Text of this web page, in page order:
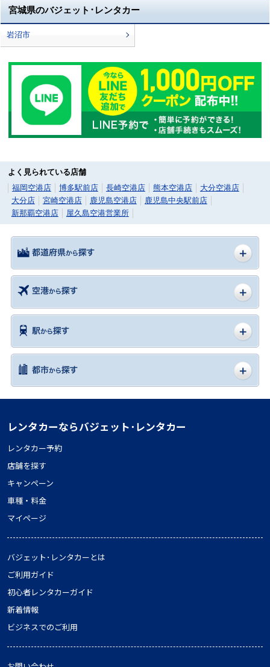
宮城県のバジェット･レンタカー
岩沼市
よく見られている店舗
福岡空港店
博多駅前店 長崎空港店 熊本空港店
大分空港店
大分店
宮崎空港店 鹿児島空港店
鹿児島中央駅前店
新那覇空港店
屋久島空港営業所
レンタカーならバジェット･レンタカー
レンタカー予約
店舗を探す
キャンペーン
車種・料金
マイページ
バジェット･レンタカーとは
ご利用ガイド
初心者レンタカーガイド
新着情報
ビジネスでのご利用